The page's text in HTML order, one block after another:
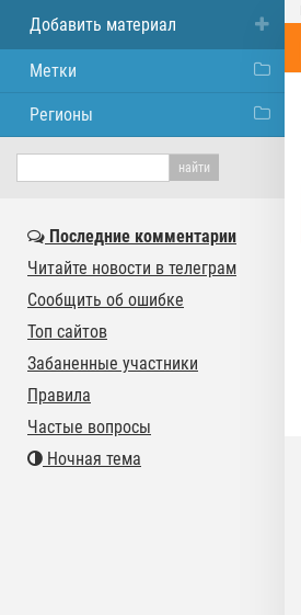
Добавить материал
Метки
Регионы
Последние комментарии
Читайте новости в телеграм
Сообщить об ошибке
Топ сайтов
Забаненные участники
Правила
Частые вопросы
Ночная тема